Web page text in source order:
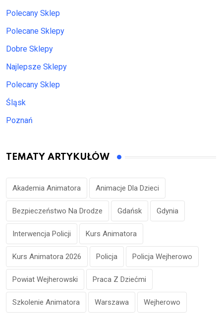
Polecany Sklep
Polecane Sklepy
Dobre Sklepy
Najlepsze Sklepy
Polecany Sklep
Śląsk
Poznań
TEMATY ARTYKUŁÓW
Akademia Animatora Animacje Dla Dzieci
Bezpieczeństwo Na Drodze Gdańsk Gdynia
Interwencja Policji Kurs Animatora
Kurs Animatora 2026 Policja Policja Wejherowo
Powiat Wejherowski Praca Z Dziećmi
Szkolenie Animatora Warszawa Wejherowo